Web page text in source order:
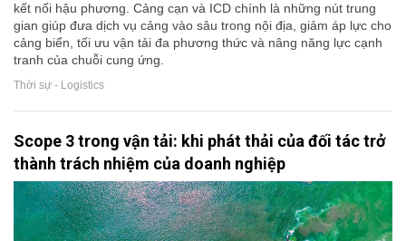
kết nối hậu phương. Cảng cạn và ICD chính là những nút trung
gian giúp đưa dịch vụ cảng vào sâu trong nội địa, giảm áp lực cho
cảng biển, tối ưu vận tải đa phương thức và nâng năng lực cạnh
tranh của chuỗi cung ứng.
Thời sự - Logistics
Scope 3 trong vận tải: khi phát thải của đối tác trở
thành trách nhiệm của doanh nghiệp